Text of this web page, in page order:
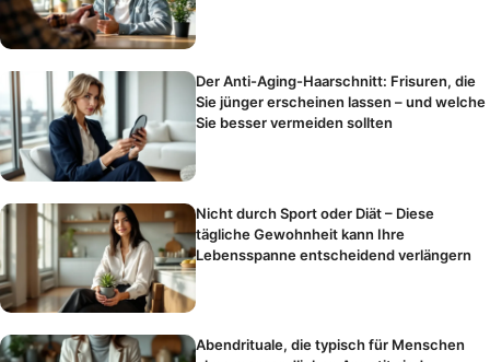
Der Anti-Aging-Haarschnitt: Frisuren, die
Sie jünger erscheinen lassen – und welche
Sie besser vermeiden sollten
Nicht durch Sport oder Diät – Diese
tägliche Gewohnheit kann Ihre
Lebensspanne entscheidend verlängern
Abendrituale, die typisch für Menschen